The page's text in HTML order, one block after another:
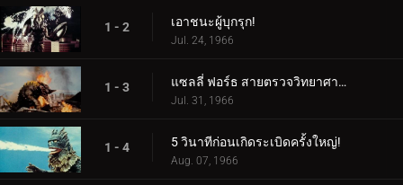
1 - 2 เอาชนะผู้บุกรุก!
Jul. 24, 1966
1 - 3 แซลลี่ ฟอร์ธ สายตรวจวิทยาศาสตร์!
Jul. 31, 1966
1 - 4 5 วินาทีก่อนเกิดระเบิดครั้งใหญ่!
Aug. 07, 1966